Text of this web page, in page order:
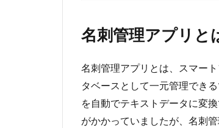
名刺管理アプリと
名刺管理アプリとは、スマー
タベースとして一元管理でき
を自動でテキストデータに変
がかかっていましたが、名刺